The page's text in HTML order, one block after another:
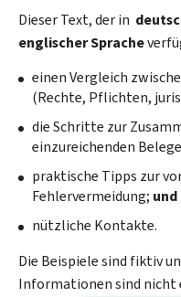
Dieser Text, der in
englischer Sprache
einen Vergleich
(Rechte, Pflichten,
die Schritte zur
einzureichenden
praktische Tipps zur
Fehlervermeidung; und
nützliche Kontakte.
Die Beispiele sind fiktiv
Informationen sind nicht